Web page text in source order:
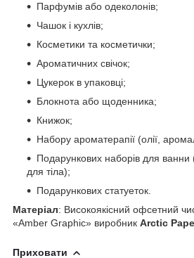
Парфумів або одеколонів;
Чашок і кухлів;
Косметики та косметички;
Ароматичних свічок;
Цукерок в упаковці;
Блокнота або щоденника;
Книжок;
Набору ароматерапії (олії,
Подарункових наборів для ванни
для тіла);
Подарункових статуеток.
Матеріал: Високоякісний офсетний
«Amber Graphic» виробник Arctic
Приховати